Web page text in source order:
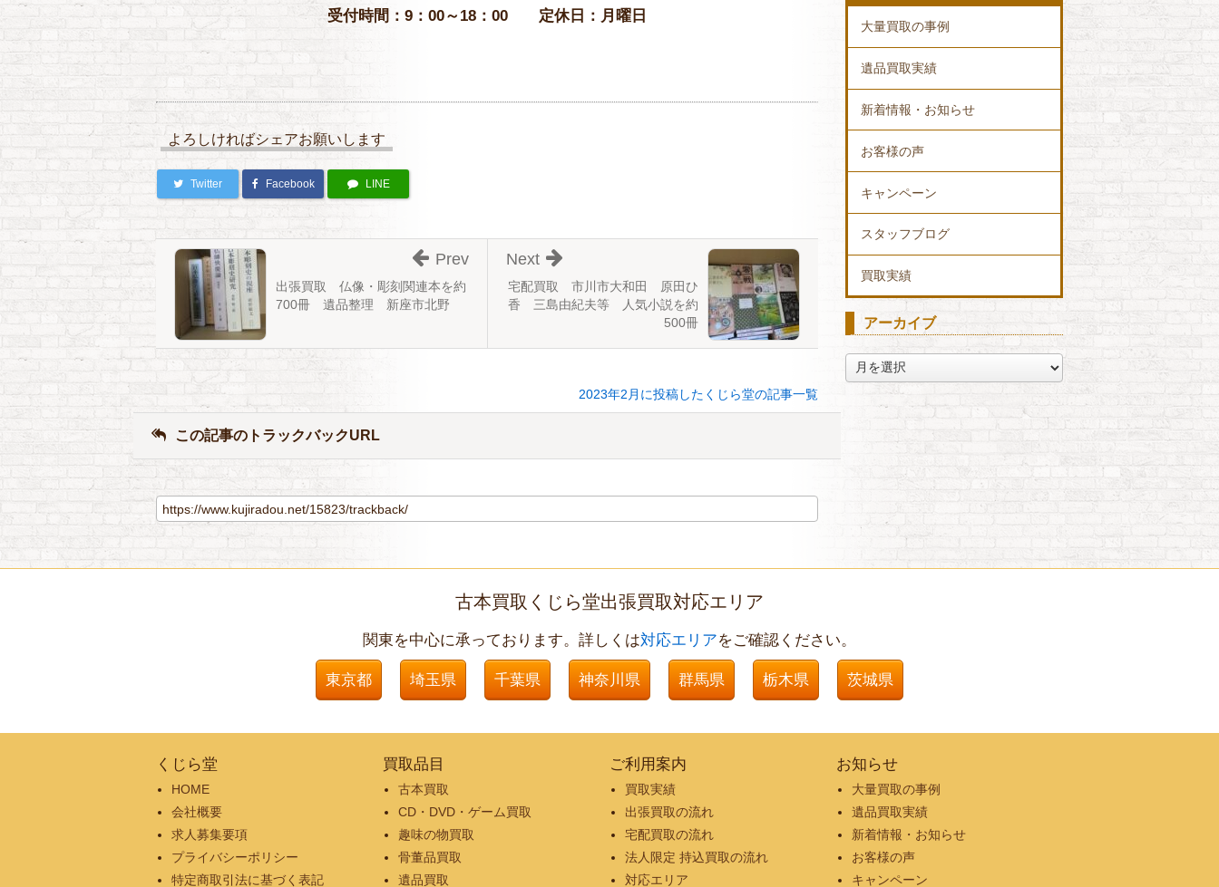
受付時間：9：00～18：00 定休日：月曜日
よろしければシェアお願いします
Twitter Facebook LINE
宅配買取 市川市大和田 原田ひ
香 三島由紀夫等 人気小説を約
500冊
Next
出張買取 仏像・彫刻関連本を約
700冊 遺品整理 新座市北野
Prev
2023年2月に投稿したくじら堂の記事一覧
この記事のトラックバックURL
大量買取の事例
遺品買取実績
新着情報・お知らせ
お客様の声
キャンペーン
スタッフブログ
買取実績
アーカイブ
ー
古本買取くじら堂出張買取対応エリア
関東を中心に承っております。詳しくは対応エリアをご確認ください。
東京都 埼玉県 千葉県 神奈川県 群馬県 栃木県 茨城県
くじら堂
HOME
会社概要
求人募集要項
プライバシーポリシー
特定商取引法に基づく表記
買取品目
古本買取
CD・DVD・ゲーム買取
趣味の物買取
骨董品買取
遺品買取
ご利用案内
買取実績
出張買取の流れ
宅配買取の流れ
法人限定 持込買取の流れ
対応エリア
お知らせ
大量買取の事例
遺品買取実績
新着情報・お知らせ
お客様の声
キャンペーン